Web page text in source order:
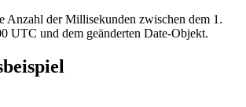
Anzahl der Millisekunden zwischen dem 1.
UTC und dem geänderten Date-Objekt.